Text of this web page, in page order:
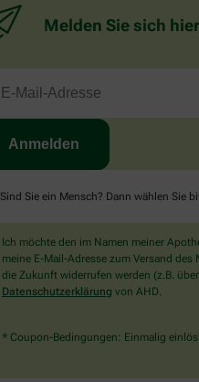
Melden Sie sich
Sind Sie ein Mensch? Dann wählen Sie
Ich möchte den im Namen meiner
meine E-Mail-Adresse zum Versand
die Zukunft widerrufen werden (z.B.
Datenschutzerklärung von AHD.
* Coupon-Bedingungen: Einmalig